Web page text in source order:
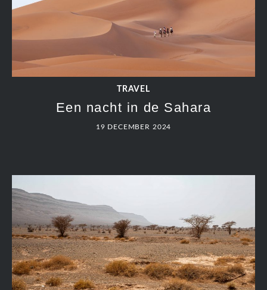
TRAVEL
Een nacht in de Sahara
19 DECEMBER 2024